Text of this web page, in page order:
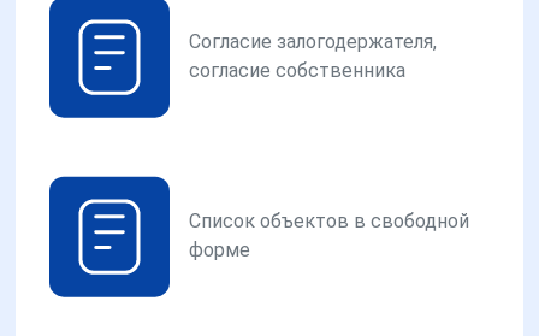
Согласие залогодержателя,
согласие собственника
Список объектов в свободной
форме